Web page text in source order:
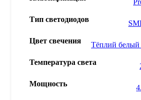
Тип светодиодов
Цвет свечения Тёплий
Температура света
Мощность